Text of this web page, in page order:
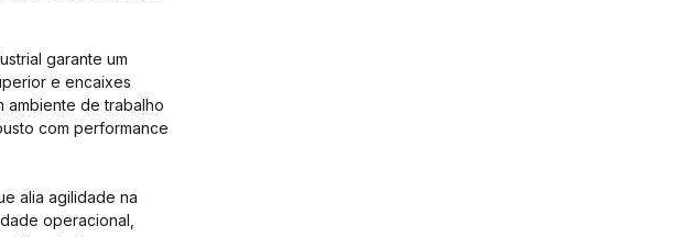
garante um
e encaixes
ambiente de trabalho
com performance
alia agilidade na
operacional,